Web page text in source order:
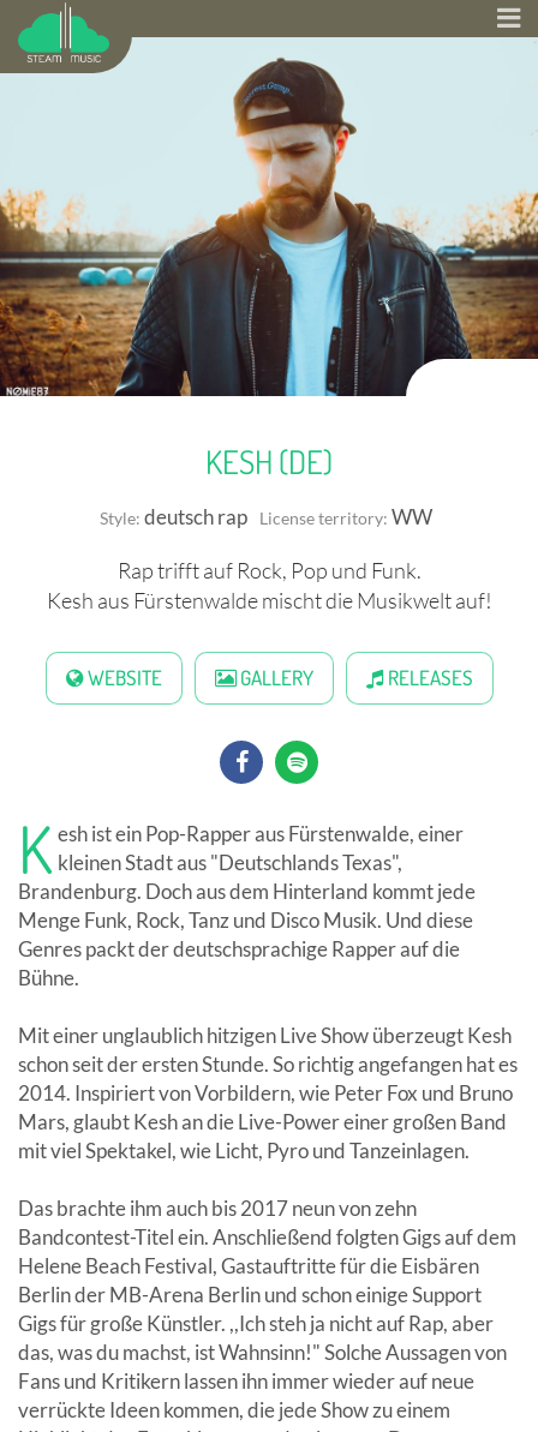
KESH (DE)
Style: deutsch rap License territory: WW
Rap trifft auf Rock, Pop und Funk.
Kesh aus Fürstenwalde mischt die Musikwelt auf!
WEBSITE GALLERY RELEASES
K esh ist ein Pop-Rapper aus Fürstenwalde, einer
kleinen Stadt aus "Deutschlands Texas",
Brandenburg. Doch aus dem Hinterland kommt jede
Menge Funk, Rock, Tanz und Disco Musik. Und diese
Genres packt der deutschsprachige Rapper auf die
Bühne.
Mit einer unglaublich hitzigen Live Show überzeugt Kesh
schon seit der ersten Stunde. So richtig angefangen hat es
2014. Inspiriert von Vorbildern, wie Peter Fox und Bruno
Mars, glaubt Kesh an die Live-Power einer großen Band
mit viel Spektakel, wie Licht, Pyro und Tanzeinlagen.
Das brachte ihm auch bis 2017 neun von zehn
Bandcontest-Titel ein. Anschließend folgten Gigs auf dem
Helene Beach Festival, Gastauftritte für die Eisbären
Berlin der MB-Arena Berlin und schon einige Support
Gigs für große Künstler. ,,Ich steh ja nicht auf Rap, aber
das, was du machst, ist Wahnsinn!" Solche Aussagen von
Fans und Kritikern lassen ihn immer wieder auf neue
verrückte Ideen kommen, die jede Show zu einem